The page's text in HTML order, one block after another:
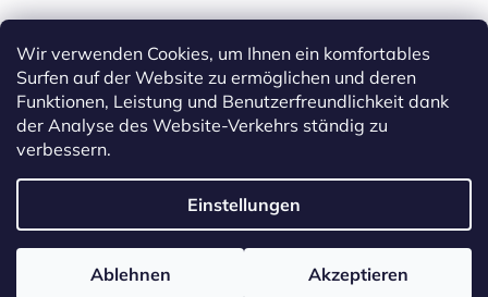
Wir verwenden Cookies, um Ihnen ein komfortables
Surfen auf der Website zu ermöglichen und deren
Funktionen, Leistung und Benutzerfreundlichkeit dank
der Analyse des Website-Verkehrs ständig zu
verbessern.
Einstellungen
Ablehnen Akzeptieren
Copyright 2026ETS Trains. Alle Rechte vorbehalten.Cookie-
Einstellungen ändern